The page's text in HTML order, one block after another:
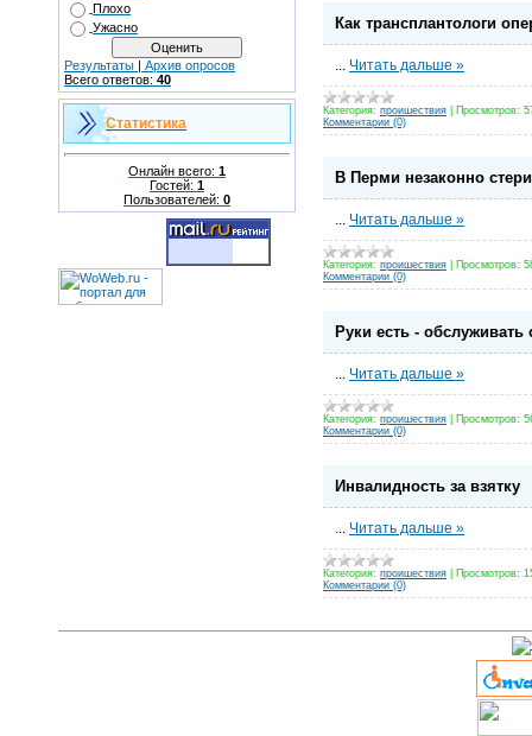
Плохо
Ужасно
Результаты | Архив опросов
Всего ответов: 40
Статистика
Онлайн всего: 1
Гостей: 1
Пользователей: 0
Как трансплантологи
Читать дальше »
Категория: проишествия Просмотров:
Комментарии (0)
В Перми незаконно
Читать дальше »
Категория: проишествия Просмотров:
Комментарии (0)
Руки есть - обслуживать
Читать дальше »
Категория: проишествия Просмотров:
Комментарии (0)
Инвалидность за взятку
Читать дальше »
Категория: проишествия Просмотров:
Комментарии (0)